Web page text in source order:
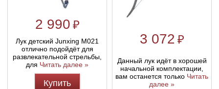
2 990 ₽
Лук детский Junxing M021
отлично подойдёт для
развлекательной стрельбы,
для Читать далее »
Купить
3 072 ₽
Данный лук идёт в хорошей
начальной комплектации,
вам останется только Читать
далее »